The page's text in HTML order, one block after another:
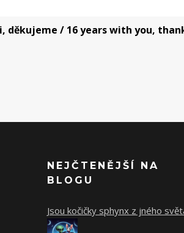
děkujeme / 16 years with you,
NEJČTENĚJŠÍ NA
BLOGU
Jsou kočičky sphynx z jného